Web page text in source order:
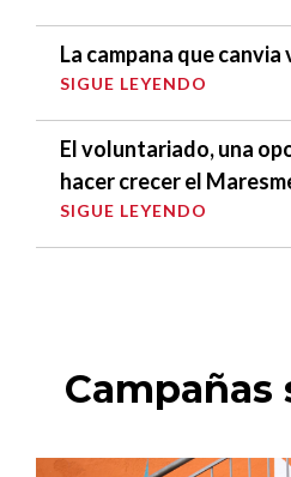
La campana que canvia
SIGUE LEYENDO
El voluntariado, una
hacer crecer el
SIGUE LEYENDO
Campañas